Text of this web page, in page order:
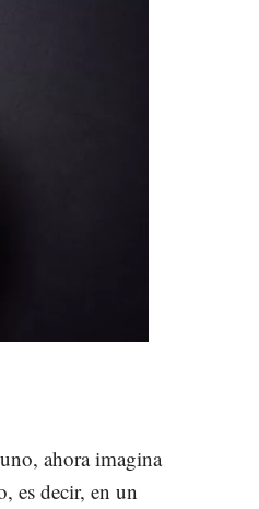
ahora imagina
es decir, en un